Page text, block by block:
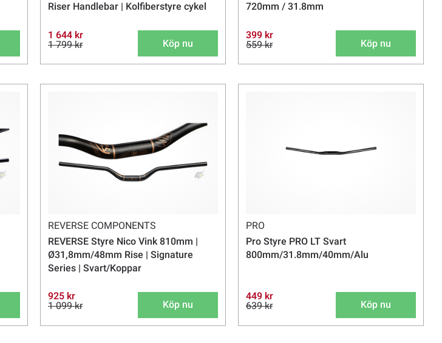
Riser Handlebar | Kolfiberstyre cykel
1 644 kr
1 799 kr
Köp nu
720mm / 31.8mm
399 kr
559 kr
Köp nu
REVERSE COMPONENTS
REVERSE Styre Nico Vink 810mm |
Ø31,8mm/48mm Rise | Signature
Series | Svart/Koppar
925 kr
1 099 kr
Köp nu
PRO
Pro Styre PRO LT Svart
800mm/31.8mm/40mm/Alu
449 kr
639 kr
Köp nu